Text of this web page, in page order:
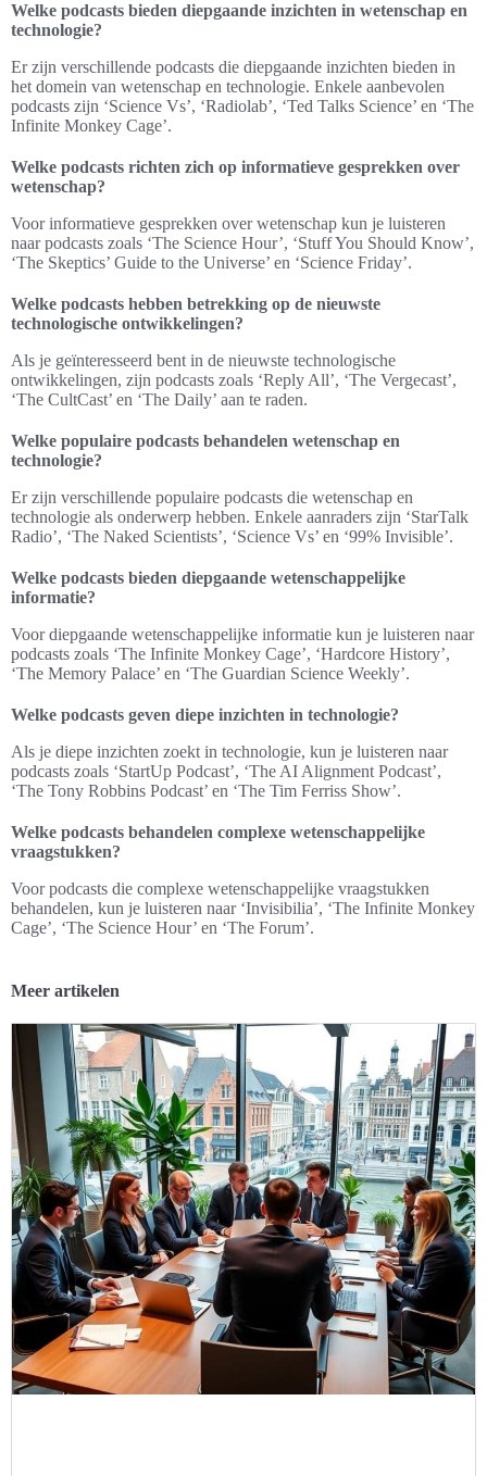
Welke podcasts bieden diepgaande inzichten in wetenschap en
technologie?
Er zijn verschillende podcasts die diepgaande inzichten bieden in
het domein van wetenschap en technologie. Enkele aanbevolen
podcasts zijn ‘Science Vs’, ‘Radiolab’, ‘Ted Talks Science’ en ‘The
Infinite Monkey Cage’.
Welke podcasts richten zich op informatieve gesprekken over
wetenschap?
Voor informatieve gesprekken over wetenschap kun je luisteren
naar podcasts zoals ‘The Science Hour’, ‘Stuff You Should Know’,
‘The Skeptics’ Guide to the Universe’ en ‘Science Friday’.
Welke podcasts hebben betrekking op de nieuwste
technologische ontwikkelingen?
Als je geïnteresseerd bent in de nieuwste technologische
ontwikkelingen, zijn podcasts zoals ‘Reply All’, ‘The Vergecast’,
‘The CultCast’ en ‘The Daily’ aan te raden.
Welke populaire podcasts behandelen wetenschap en
technologie?
Er zijn verschillende populaire podcasts die wetenschap en
technologie als onderwerp hebben. Enkele aanraders zijn ‘StarTalk
Radio’, ‘The Naked Scientists’, ‘Science Vs’ en ‘99% Invisible’.
Welke podcasts bieden diepgaande wetenschappelijke
informatie?
Voor diepgaande wetenschappelijke informatie kun je luisteren naar
podcasts zoals ‘The Infinite Monkey Cage’, ‘Hardcore History’,
‘The Memory Palace’ en ‘The Guardian Science Weekly’.
Welke podcasts geven diepe inzichten in technologie?
Als je diepe inzichten zoekt in technologie, kun je luisteren naar
podcasts zoals ‘StartUp Podcast’, ‘The AI Alignment Podcast’,
‘The Tony Robbins Podcast’ en ‘The Tim Ferriss Show’.
Welke podcasts behandelen complexe wetenschappelijke
vraagstukken?
Voor podcasts die complexe wetenschappelijke vraagstukken
behandelen, kun je luisteren naar ‘Invisibilia’, ‘The Infinite Monkey
Cage’, ‘The Science Hour’ en ‘The Forum’.
Meer artikelen